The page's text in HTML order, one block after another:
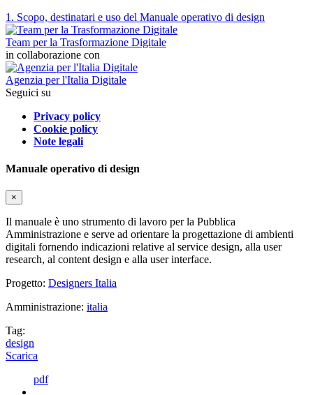
1. Scopo, destinatari e uso del Manuale operativo di design
Team per la Trasformazione Digitale
in collaborazione con
Agenzia per l'Italia Digitale
Seguici su
Privacy policy
Cookie policy
Note legali
Manuale operativo di design
×
Il manuale è uno strumento di lavoro per la Pubblica
Amministrazione e serve ad orientare la progettazione di ambienti
digitali fornendo indicazioni relative al service design, alla user
research, al content design e alla user interface.
Progetto: Designers Italia
Amministrazione: italia
Tag:
design
Scarica
pdf